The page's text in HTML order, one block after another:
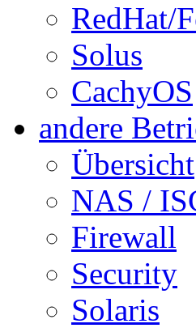
RedHat/
Solus
CachyOS
andere
Übersicht
NAS /
Firewall
Security
Solaris